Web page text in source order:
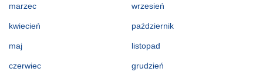
marzec
kwiecień
maj
czerwiec
wrzesień
październik
listopad
grudzień